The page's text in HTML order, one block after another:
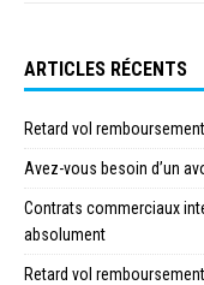
ARTICLES RÉCENTS
Retard vol
Avez-vous besoin d’un
Contrats commerciaux
absolument
Retard vol